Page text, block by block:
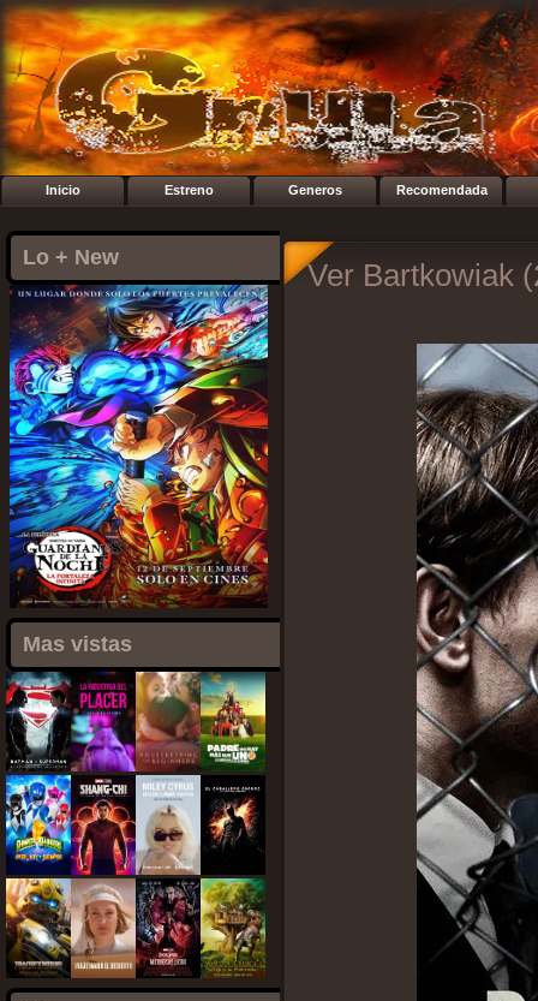
Inicio Estreno Generos Recomendada
Lo + New
Mas vistas
Ver Bartkowiak